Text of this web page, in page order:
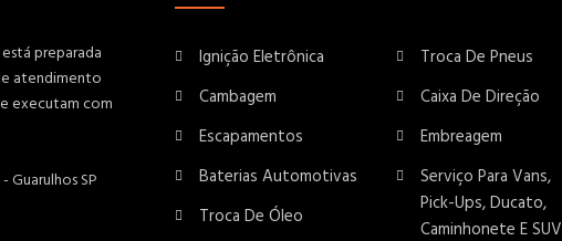
preparada
atendimento
executam com
SP
Ignição Eletrônica
Cambagem
Escapamentos
Baterias Automotivas
Troca De Óleo
Troca De Pneus
Caixa De Direção
Embreagem
Serviço Para Vans,
Pick-Ups, Ducato,
Caminhonete E SUV